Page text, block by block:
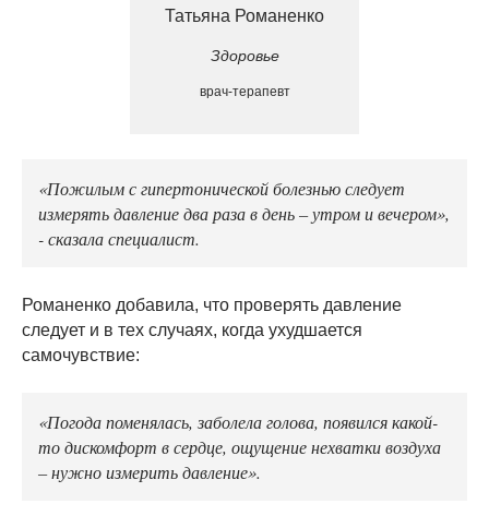
Татьяна Романенко
Здоровье
врач-терапевт
«Пожилым с гипертонической болезнью следует
измерять давление два раза в день – утром и вечером»,
- сказала специалист.
Романенко добавила, что проверять давление
следует и в тех случаях, когда ухудшается
самочувствие:
«Погода поменялась, заболела голова, появился какой-
то дискомфорт в сердце, ощущение нехватки воздуха
– нужно измерить давление».